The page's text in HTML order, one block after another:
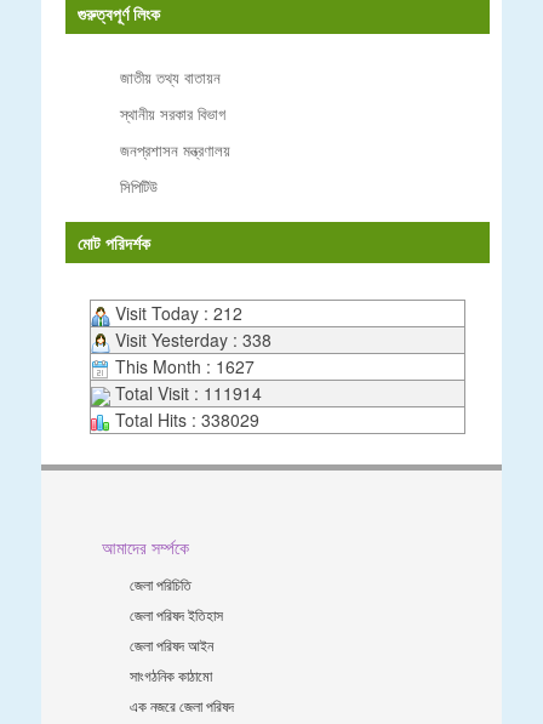
গুরুত্বপূর্ণ লিংক
জাতীয় তথ্য বাতায়ন
স্থানীয় সরকার বিভাগ
জনপ্রশাসন মন্ত্রণালয়
সিপিটিউ
মোট পরিদর্শক
Visit Today : 212
Visit Yesterday : 338
This Month : 1627
Total Visit : 111914
Total Hits : 338029
আমাদের সর্ম্পকে
জেলা পরিচিতি
জেলা পরিষদ ইতিহাস
জেলা পরিষদ আইন
সাংগঠনিক কাঠামো
এক নজরে জেলা পরিষদ